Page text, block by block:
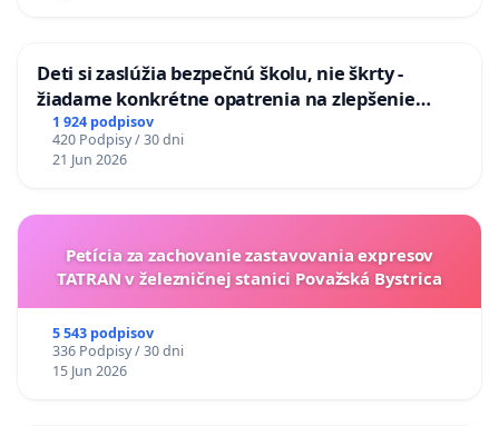
Deti si zaslúžia bezpečnú školu, nie škrty -
žiadame konkrétne opatrenia na zlepšenie
situácie v školstve
1 924 podpisov
420 Podpisy / 30 dni
21 Jun 2026
Petícia za zachovanie zastavovania expresov
TATRAN v železničnej stanici Považská Bystrica
5 543 podpisov
336 Podpisy / 30 dni
15 Jun 2026